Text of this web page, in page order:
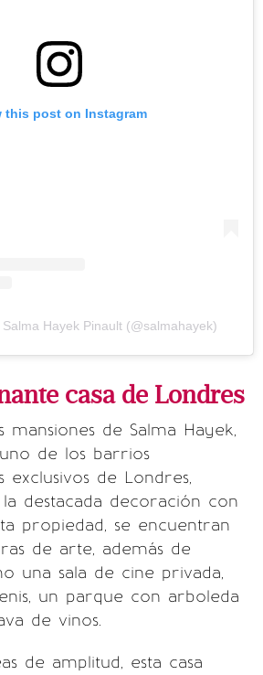
this post on Instagram
Hayek Pinault (@salmahayek)
casa de Londres
de Salma Hayek,
de los barrios
exclusivos de Londres,
destacada decoración con
propiedad, se encuentran
de arte, además de
una sala de cine privada,
un parque con arboleda
de vinos.
de amplitud, esta casa